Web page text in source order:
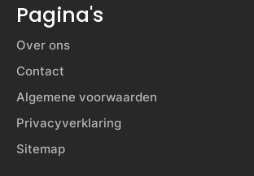
Pagina's
Over ons
Contact
Algemene voorwaarden
Privacyverklaring
Sitemap